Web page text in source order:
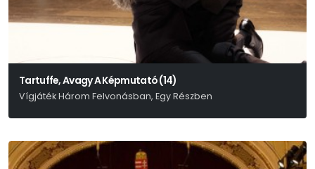
Tartuffe, Avagy A Képmutató (14)
Vígjáték Három Felvonásban, Egy Részben